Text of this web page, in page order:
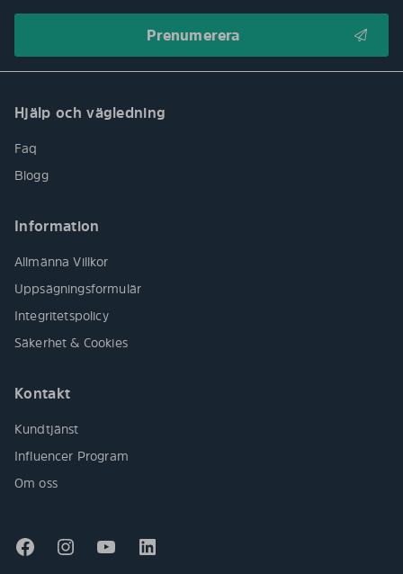
Hjälp och vägledning
Faq
Blogg
Information
Allmänna Villkor
Uppsägningsformulär
Integritetspolicy
Säkerhet & Cookies
Kontakt
Kundtjänst
Influencer Program
Om oss